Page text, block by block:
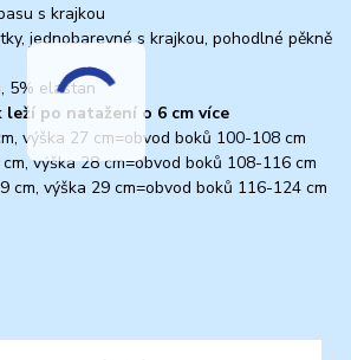
s krajkou
jednobarevné s krajkou, pohodlné pěkně
5% elastan
po natažení o 6 cm více
výška 27 cm=obvod boků 100-108 cm
výška 28 cm=obvod boků 108-116 cm
cm, výška 29 cm=obvod boků 116-124 cm